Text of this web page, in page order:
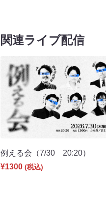
関連ライブ配信
例える会（7/30 20:20）
¥1300 (税込)